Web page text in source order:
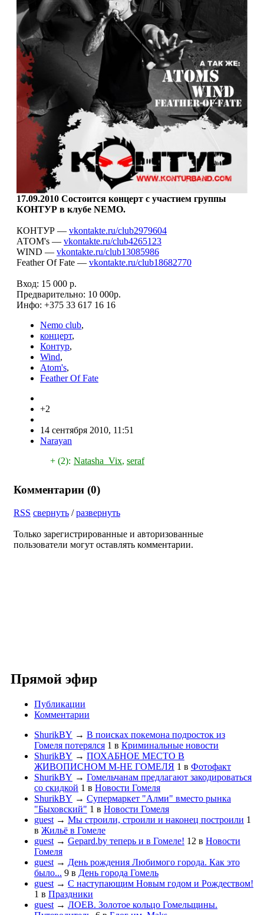
17.09.2010 Состоится концерт с участием группы
КОНТУР в клубе NEMO.
КОНТУР — vkontakte.ru/club2979604
АТОМ's — vkontakte.ru/club4265123
WIND — vkontakte.ru/club13085986
Feather Of Fate — vkontakte.ru/club18682770
Вход: 15 000 р.
Предварительно: 10 000р.
Инфо: +375 33 617 16 16
Nemo club,
концерт,
Контур,
Wind,
Atom's,
Feather Of Fate
+2
14 сентября 2010, 11:51
Narayan
+ (2): Natasha_Vix, seraf
Комментарии (0)
RSS свернуть /развернуть
Только зарегистрированные и авторизованные
пользователи могут оставлять комментарии.
Прямой эфир
Публикации
Комментарии
ShurikBY → В поисках покемона подросток из
Гомеля потерялся 1 в Криминальные новости
ShurikBY → ПОХАБНОЕ МЕСТО В
ЖИВОПИСНОМ М-НЕ ГОМЕЛЯ 1 в Фотофакт
ShurikBY → Гомельчанам предлагают закодироваться
со скидкой 1 в Новости Гомеля
ShurikBY → Супермаркет "Алми" вместо рынка
"Быховский" 1 в Новости Гомеля
guest → Мы строили, строили и наконец построили 1
в Жильё в Гомеле
guest → Gepard.by теперь и в Гомеле! 12 в Новости
Гомеля
guest → День рождения Любимого города. Как это
было... 9 в День города Гомель
guest → С наступающим Новым годом и Рождеством!
1 в Праздники
guest → ЛОЕВ. Золотое кольцо Гомельщины.